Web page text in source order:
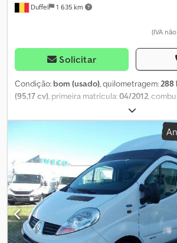
Duffel 1 635 km
(IVA
Solicitar
Condição: bom (usado), quilometragem:288
(95,17 cv), primeira matrícula:04/2012,
, Ano de fabrico:
Euro5 Ar Condicionado Ano de fabrico: 04/
Motor: 2.2CDI 95cv Euro5 Liga e conduz
Preço: 4.500 euros Margem Cjdpfx Asza D
comerciantes ou para exportação Mais
0473/19.99.85